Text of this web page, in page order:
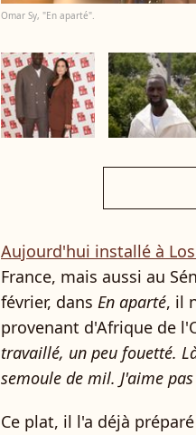
Omar Sy, "En aparté".
Aujourd'hui installé à
France, mais aussi au
février, dans En aparté, il
provenant d'Afrique de
travaillé, un peu fouetté.
semoule de mil. J'aime
Ce plat, il l'a déjà